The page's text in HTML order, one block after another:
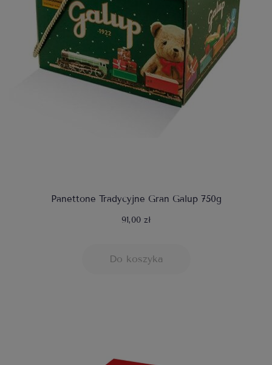
Panettone Tradycyjne Gran Galup 750g
91,00 zł
Do koszyka